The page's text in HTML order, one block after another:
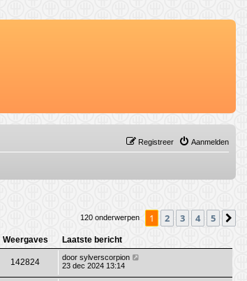
Aanmelden
Registreer
120 onderwerpen 1 2 3 4 5
Weergaves Laatste bericht
142824 door sylverscorpion
23 dec 2024 13:14